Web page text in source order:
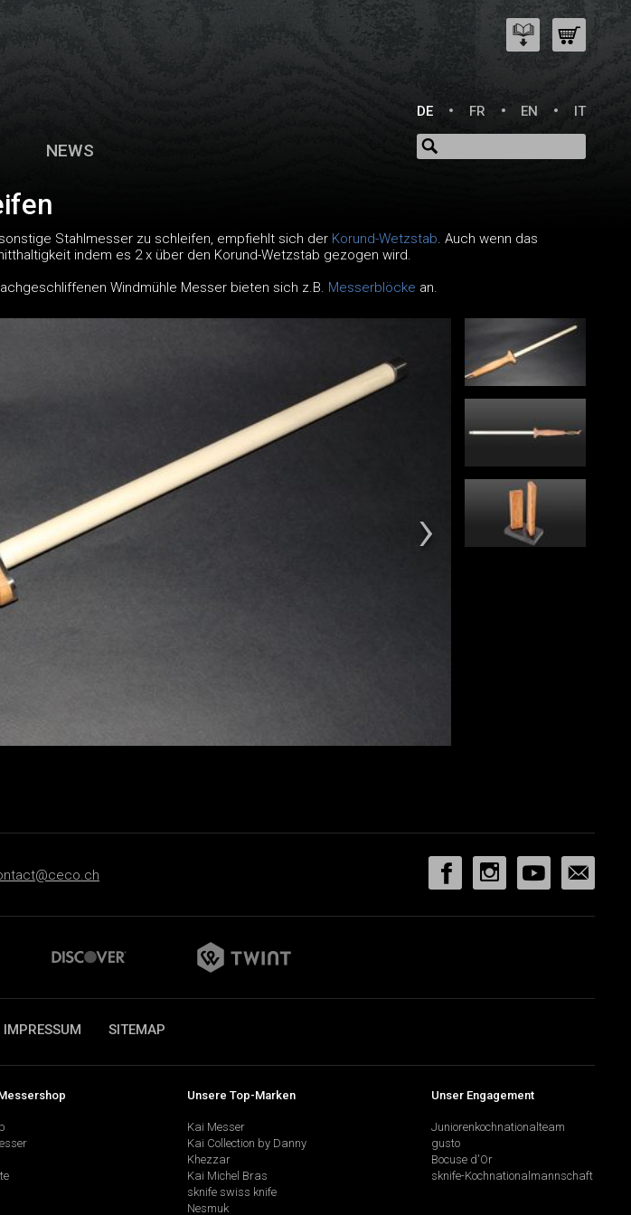
DE
FR EN IT
NEWS
Stahlmesser zu schleifen, empfiehlt sich der Korund-Wetzstab. Auch wenn das
indem es 2 x über den Korund-Wetzstab gezogen wird.
Windmühle Messer bieten sich z.B. Messerblöcke an.
SITEMAP
Unsere Top-Marken
Kai Messer
Kai Collection by Danny
Khezzar
Kai Michel Bras
sknife swiss knife
Nesmuk
Unser Engagement
Juniorenkochnationalteam
gusto
Bocuse d'Or
sknife-Kochnationalmannschaft